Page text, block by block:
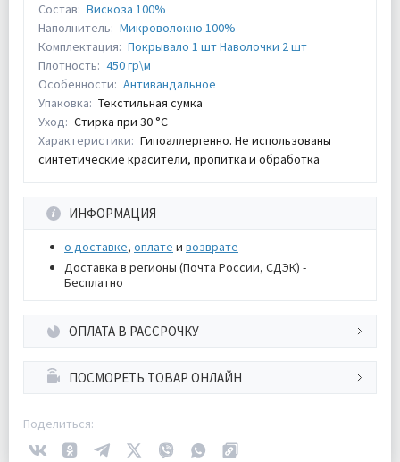
Состав: Вискоза 100%
Наполнитель: Микроволокно 100%
Комплектация: Покрывало 1 шт Наволочки 2 шт
Плотность: 450 гр\м
Особенности: Антивандальное
Упаковка: Текстильная сумка
Уход: Стирка при 30 °С
Характеристики: Гипоаллергенно. Не использованы
синтетические красители, пропитка и обработка
ИНФОРМАЦИЯ
о доставке, оплате и возврате
Доставка в регионы (Почта России, СДЭК) -
Бесплатно
ОПЛАТА В РАССРОЧКУ
ПОСМОРЕТЬ ТОВАР ОНЛАЙН
Поделиться: